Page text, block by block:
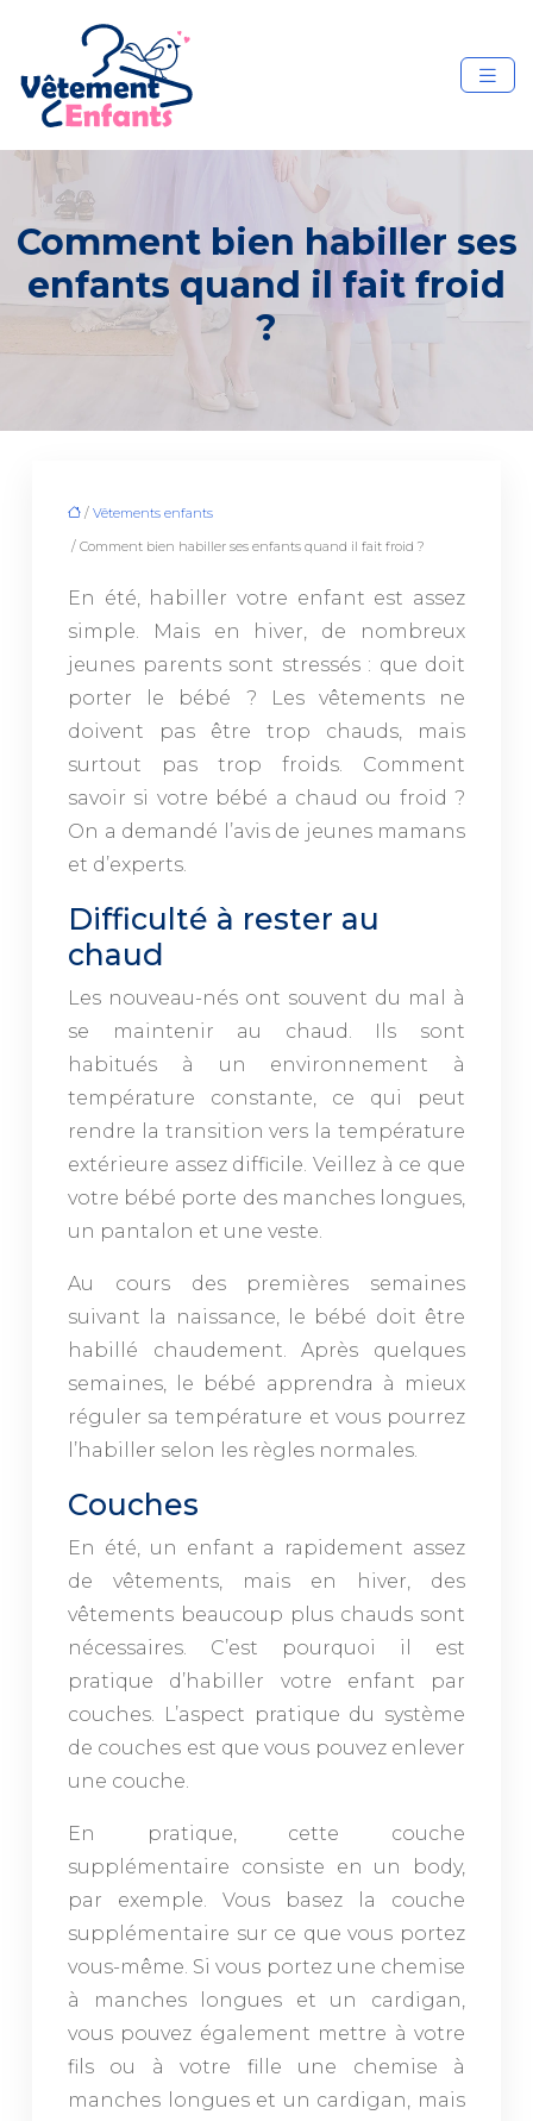
Comment bien habiller ses
enfants quand il fait froid
?
/ Vêtements enfants
/ Comment bien habiller ses enfants quand il fait froid ?
En été, habiller votre enfant est assez
simple. Mais en hiver, de nombreux
jeunes parents sont stressés : que doit
porter le bébé ? Les vêtements ne
doivent pas être trop chauds, mais
surtout pas trop froids. Comment
savoir si votre bébé a chaud ou froid ?
On a demandé l’avis de jeunes mamans
et d’experts.
Difficulté à rester au
chaud
Les nouveau-nés ont souvent du mal à
se maintenir au chaud. Ils sont
habitués à un environnement à
température constante, ce qui peut
rendre la transition vers la température
extérieure assez difficile. Veillez à ce que
votre bébé porte des manches longues,
un pantalon et une veste.
Au cours des premières semaines
suivant la naissance, le bébé doit être
habillé chaudement. Après quelques
semaines, le bébé apprendra à mieux
réguler sa température et vous pourrez
l’habiller selon les règles normales.
Couches
En été, un enfant a rapidement assez
de vêtements, mais en hiver, des
vêtements beaucoup plus chauds sont
nécessaires. C’est pourquoi il est
pratique d’habiller votre enfant par
couches. L’aspect pratique du système
de couches est que vous pouvez enlever
une couche.
En pratique, cette couche
supplémentaire consiste en un body,
par exemple. Vous basez la couche
supplémentaire sur ce que vous portez
vous-même. Si vous portez une chemise
à manches longues et un cardigan,
vous pouvez également mettre à votre
fils ou à votre fille une chemise à
manches longues et un cardigan, mais